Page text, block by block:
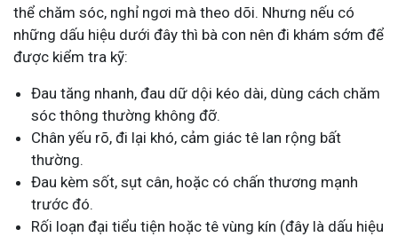
thể chăm sóc, nghỉ ngơi mà theo dõi. Nhưng nếu có
những dấu hiệu dưới đây thì bà con nên đi khám sớm để
được kiểm tra kỹ:
Đau tăng nhanh, đau dữ dội kéo dài, dùng cách chăm
sóc thông thường không đỡ.
Chân yếu rõ, đi lại khó, cảm giác tê lan rộng bất
thường.
Đau kèm sốt, sụt cân, hoặc có chấn thương mạnh
trước đó.
Rối loạn đại tiểu tiện hoặc tê vùng kín (đây là dấu hiệu